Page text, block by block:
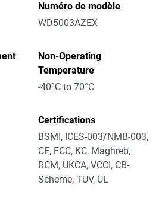
Numéro de modèle
WD5003AZEX
Non-Operating
Temperature
-40°C to 70°C
Certifications
BSMI, ICES-003/NMB-003,
CE, FCC, KC, Maghreb,
RCM, UKCA, VCCI, CB-
Scheme, TUV, UL